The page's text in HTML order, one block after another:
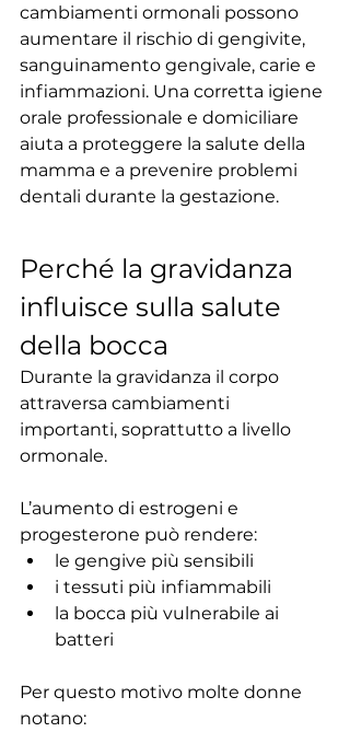
cambiamenti ormonali possono
aumentare il rischio di gengivite,
sanguinamento gengivale, carie e
infiammazioni. Una corretta igiene
orale professionale e domiciliare
aiuta a proteggere la salute della
mamma e a prevenire problemi
dentali durante la gestazione.
Perché la gravidanza
influisce sulla salute
della bocca
Durante la gravidanza il corpo
attraversa cambiamenti
importanti, soprattutto a livello
ormonale.
L’aumento di estrogeni e
progesterone può rendere:
le gengive più sensibili
i tessuti più infiammabili
la bocca più vulnerabile ai
batteri
Per questo motivo molte donne
notano: